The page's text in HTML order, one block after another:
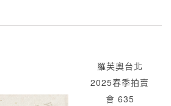
羅芙奧台北
2025春季拍賣
會 635